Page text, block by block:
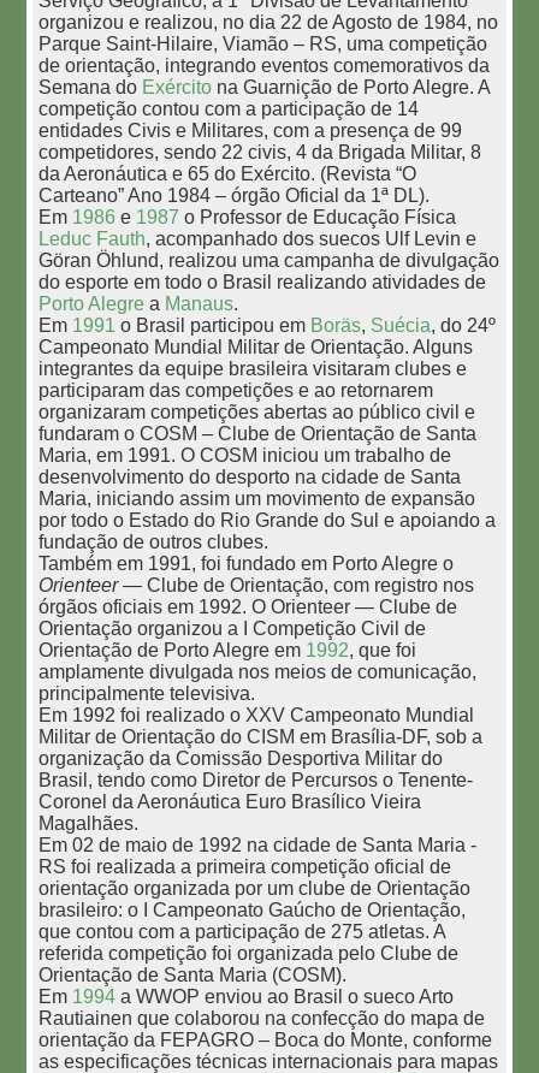
organizou e realizou, no dia 22 de Agosto de 1984, no
Parque Saint-Hilaire, Viamão – RS, uma competição
de orientação, integrando eventos comemorativos da
Semana do Exército na Guarnição de Porto Alegre. A
competição contou com a participação de 14
entidades Civis e Militares, com a presença de 99
competidores, sendo 22 civis, 4 da Brigada Militar, 8
da Aeronáutica e 65 do Exército. (Revista “O
Carteano” Ano 1984 – órgão Oficial da 1ª DL).
Em 1986 e 1987 o Professor de Educação Física
Leduc Fauth, acompanhado dos suecos Ulf Levin e
Göran Öhlund, realizou uma campanha de divulgação
do esporte em todo o Brasil realizando atividades de
Porto Alegre a Manaus.
Em 1991 o Brasil participou em Boräs, Suécia, do 24º
Campeonato Mundial Militar de Orientação. Alguns
integrantes da equipe brasileira visitaram clubes e
participaram das competições e ao retornarem
organizaram competições abertas ao público civil e
fundaram o COSM – Clube de Orientação de Santa
Maria, em 1991. O COSM iniciou um trabalho de
desenvolvimento do desporto na cidade de Santa
Maria, iniciando assim um movimento de expansão
por todo o Estado do Rio Grande do Sul e apoiando a
fundação de outros clubes.
Também em 1991, foi fundado em Porto Alegre o
Orienteer— Clube de Orientação, com registro nos
órgãos oficiais em 1992. O Orienteer — Clube de
Orientação organizou a I Competição Civil de
Orientação de Porto Alegre em 1992, que foi
amplamente divulgada nos meios de comunicação,
principalmente televisiva.
Em 1992 foi realizado o XXV Campeonato Mundial
Militar de Orientação do CISM em Brasília-DF, sob a
organização da Comissão Desportiva Militar do
Brasil, tendo como Diretor de Percursos o Tenente-
Coronel da Aeronáutica Euro Brasílico Vieira
Magalhães.
Em 02 de maio de 1992 na cidade de Santa Maria -
RS foi realizada a primeira competição oficial de
orientação organizada por um clube de Orientação
brasileiro: o I Campeonato Gaúcho de Orientação,
que contou com a participação de 275 atletas. A
referida competição foi organizada pelo Clube de
Orientação de Santa Maria (COSM).
Em 1994 a WWOP enviou ao Brasil o sueco Arto
Rautiainen que colaborou na confecção do mapa de
orientação da FEPAGRO – Boca do Monte, conforme
as especificações técnicas internacionais para mapas